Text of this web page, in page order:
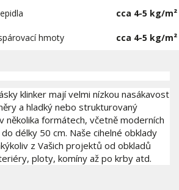
cca 4-5 kg/m²
hmoty cca 4-5 kg/m²
klinker mají velmi nízkou nasákavost
a hladký nebo strukturovaný
několika formátech, včetně moderních
délky 50 cm. Naše cihelné obklady
z Vašich projektů od obkladů
ploty, komíny až po krby atd.